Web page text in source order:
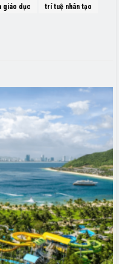
giáo dục trí tuệ nhân tạo